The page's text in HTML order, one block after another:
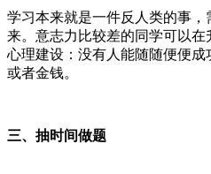
学习本来就是一件反人类的事
来。意志力比较差的同学可以
心理建设：没有人能随随便便
或者金钱。
三、抽时间做题